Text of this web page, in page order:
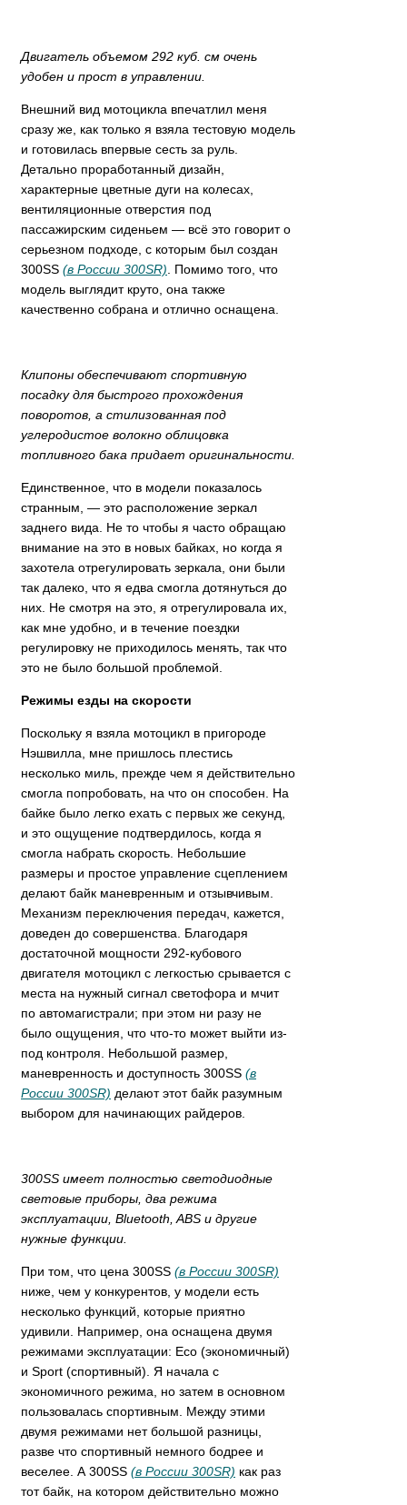
Двигатель объемом 292 куб. см очень
удобен и прост в управлении.
Внешний вид мотоцикла впечатлил меня
сразу же, как только я взяла тестовую модель
и готовилась впервые сесть за руль.
Детально проработанный дизайн,
характерные цветные дуги на колесах,
вентиляционные отверстия под
пассажирским сиденьем — всё это говорит о
серьезном подходе, с которым был создан
300SS (в России 300SR) . Помимо того, что
модель выглядит круто, она также
качественно собрана и отлично оснащена.
Клипоны обеспечивают спортивную
посадку для быстрого прохождения
поворотов, а стилизованная под
углеродистое волокно облицовка
топливного бака придает оригинальности.
Единственное, что в модели показалось
странным, — это расположение зеркал
заднего вида. Не то чтобы я часто обращаю
внимание на это в новых байках, но когда я
захотела отрегулировать зеркала, они были
так далеко, что я едва смогла дотянуться до
них. Не смотря на это, я отрегулировала их,
как мне удобно, и в течение поездки
регулировку не приходилось менять, так что
это не было большой проблемой.
Режимы езды на скорости
Поскольку я взяла мотоцикл в пригороде
Нэшвилла, мне пришлось плестись
несколько миль, прежде чем я действительно
смогла попробовать, на что он способен. На
байке было легко ехать с первых же секунд,
и это ощущение подтвердилось, когда я
смогла набрать скорость. Небольшие
размеры и простое управление сцеплением
делают байк маневренным и отзывчивым.
Механизм переключения передач, кажется,
доведен до совершенства. Благодаря
достаточной мощности 292-кубового
двигателя мотоцикл с легкостью срывается с
места на нужный сигнал светофора и мчит
по автомагистрали; при этом ни разу не
было ощущения, что что-то может выйти из-
под контроля. Небольшой размер,
маневренность и доступность 300SS (в
России 300SR) делают этот байк разумным
выбором для начинающих райдеров.
300SS имеет полностью светодиодные
световые приборы, два режима
эксплуатации, Bluetooth, ABS и другие
нужные функции.
При том, что цена 300SS (в России 300SR)
ниже, чем у конкурентов, у модели есть
несколько функций, которые приятно
удивили. Например, она оснащена двумя
режимами эксплуатации: Eco (экономичный)
и Sport (спортивный). Я начала с
экономичного режима, но затем в основном
пользовалась спортивным. Между этими
двумя режимами нет большой разницы,
разве что спортивный немного бодрее и
веселее. А 300SS (в России 300SR) как раз
тот байк, на котором действительно можно